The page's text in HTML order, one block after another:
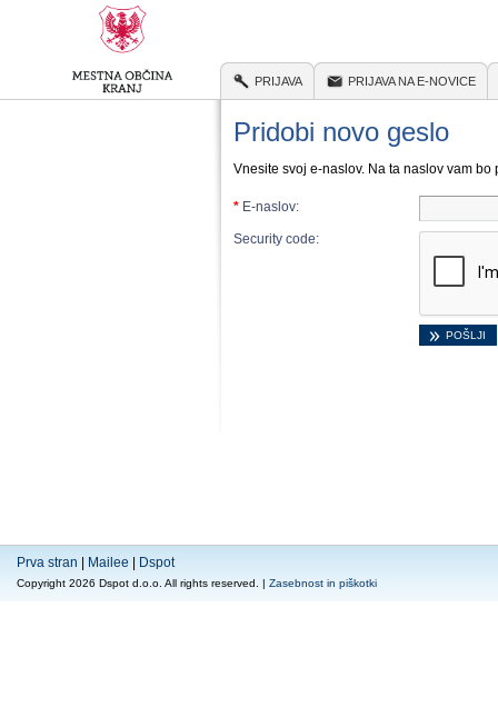
Pridobi novo geslo
Vnesite svoj e-naslov. Na ta naslov vam bo
* E-naslov:
Security code:
PRIJAVA PRIJAVA NA E-NOVICE
Prva stran Mailee Dspot
Copyright 2026 Dspot d.o.o. All rights reserved. | Zasebnost in piškotki